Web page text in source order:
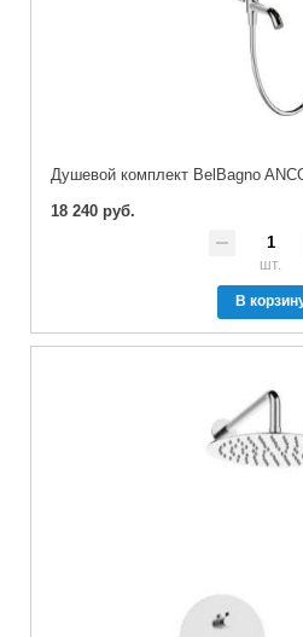
Душевой комплект BelBagno
18 240 руб.
шт.
В